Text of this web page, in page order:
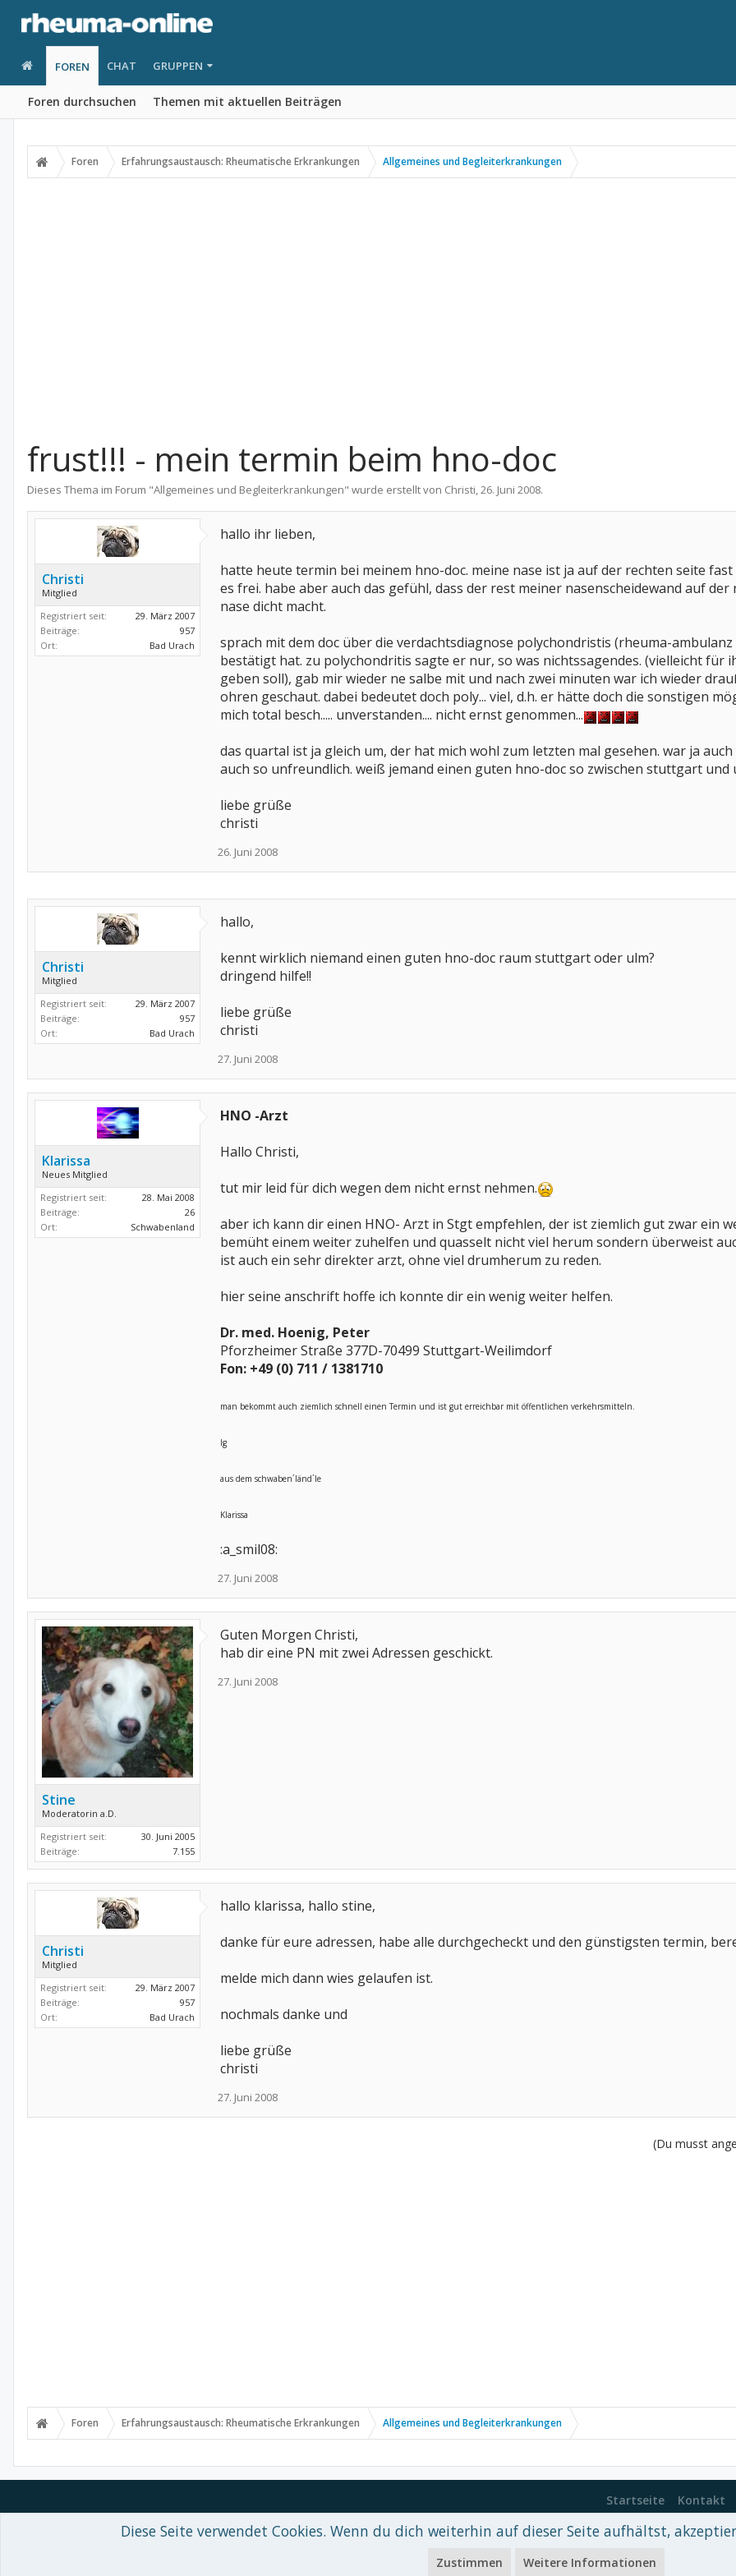
FOREN
Foren durchsuchen Themen mit aktuellen Beiträgen
CHAT GRUPPEN
Foren Erfahrungsaustausch: Rheumatische Erkrankungen Allgemeines und Begleiterkrankungen
frust!!! - mein termin beim hno-doc
Dieses Thema im Forum "Allgemeines und Begleiterkrankungen" wurde erstellt von Christi,26. Juni 2008.
Christi
Mitglied
Registriert seit:
29. März 2007
Beiträge:
957
Ort:
Bad Urach
hallo ihr lieben,
hatte heute termin bei meinem hno-doc. meine nase ist ja auf der rechten seite
es frei. habe aber auch das gefühl, dass der rest meiner nasenscheidewand auf
nase dicht macht.
sprach mit dem doc über die verdachtsdiagnose polychondristis (rheuma-
bestätigt hat. zu polychondritis sagte er nur, so was nichtssagendes. (vielleicht für
geben soll), gab mir wieder ne salbe mit und nach zwei minuten war ich wieder
ohren geschaut. dabei bedeutet doch poly... viel, d.h. er hätte doch die sonstigen
mich total besch..... unverstanden.... nicht ernst genommen...
das quartal ist ja gleich um, der hat mich wohl zum letzten mal gesehen. war ja
auch so unfreundlich. weiß jemand einen guten hno-doc so zwischen stuttgart und
liebe grüße
christi
26. Juni 2008
Christi
Mitglied
Registriert seit:
29. März 2007
Beiträge:
957
Ort:
Bad Urach
hallo,
kennt wirklich niemand einen guten hno-doc raum stuttgart oder ulm?
dringend hilfe!!
liebe grüße
christi
27. Juni 2008
Klarissa
Neues Mitglied
Registriert seit:
28. Mai 2008
Beiträge:
26
Ort:
Schwabenland
HNO -Arzt
Hallo Christi,
tut mir leid für dich wegen dem nicht ernst nehmen.
aber ich kann dir einen HNO- Arzt in Stgt empfehlen, der ist ziemlich gut zwar ein
bemüht einem weiter zuhelfen und quasselt nicht viel herum sondern überweist
ist auch ein sehr direkter arzt, ohne viel drumherum zu reden.
hier seine anschrift hoffe ich konnte dir ein wenig weiter helfen.
Dr. med. Hoenig, Peter
Pforzheimer Straße 377D-70499 Stuttgart-Weilimdorf
Fon: +49 (0) 711 / 1381710
man bekommt auch ziemlich schnell einen Termin und ist gut erreichbar mit öffentlichen verkehrsmitteln.
lg
aus dem schwaben´länd´le
Klarissa
:a_smil08:
27. Juni 2008
Stine
Moderatorin a.D.
Registriert seit:
30. Juni 2005
Beiträge:
7.155
Guten Morgen Christi,
hab dir eine PN mit zwei Adressen geschickt.
27. Juni 2008
Christi
Mitglied
Registriert seit:
29. März 2007
Beiträge:
957
Ort:
Bad Urach
hallo klarissa, hallo stine,
danke für eure adressen, habe alle durchgecheckt und den günstigsten termin,
melde mich dann wies gelaufen ist.
nochmals danke und
liebe grüße
christi
27. Juni 2008
(Du musst
Foren Erfahrungsaustausch: Rheumatische Erkrankungen Allgemeines und Begleiterkrankungen
Startseite Kontakt
Forum software by XenForo™© 2010-2018 XenForo Ltd.-Deutsch von xenDach©2010-2017
Diese Seite verwendet Cookies. Wenn du dich weiterhin auf dieser Seite aufhältst,
Zustimmen Weitere Informationen